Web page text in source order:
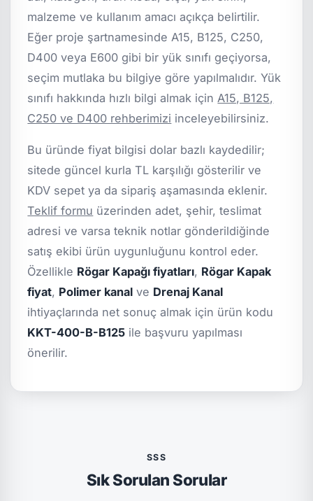
malzeme ve kullanım amacı açıkça belirtilir.
Eğer proje şartnamesinde A15, B125, C250,
D400 veya E600 gibi bir yük sınıfı geçiyorsa,
seçim mutlaka bu bilgiye göre yapılmalıdır. Yük
sınıfı hakkında hızlı bilgi almak içinA15, B125,
C250 ve D400 rehberimizi inceleyebilirsiniz.
Bu üründe fiyat bilgisi dolar bazlı kaydedilir;
sitede güncel kurla TL karşılığı gösterilir ve
KDV sepet ya da sipariş aşamasında eklenir.
Teklif formu üzerinden adet, şehir, teslimat
adresi ve varsa teknik notlar gönderildiğinde
satış ekibi ürün uygunluğunu kontrol eder.
Özellikle Rögar Kapağı fiyatları, Rögar Kapak
fiyat, Polimer kanal ve Drenaj Kanal
ihtiyaçlarında net sonuç almak için ürün kodu
KKT-400-B-B125 ile başvuru yapılması
önerilir.
SSS
Sık Sorulan Sorular